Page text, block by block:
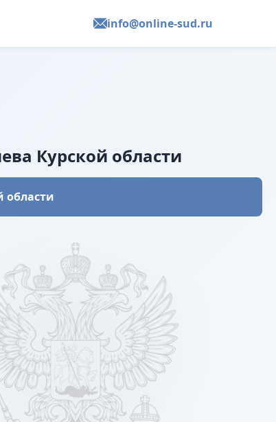
info@online-sud.ru
Курской области
области